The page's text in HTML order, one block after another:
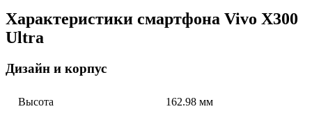
Характеристики смартфона Vivo X300
Ultra
Дизайн и корпус
Высота
162.98 мм